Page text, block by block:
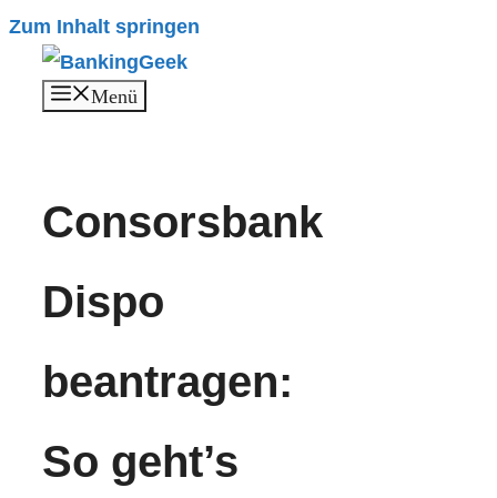
Zum Inhalt springen
Menü
Consorsbank
Dispo
beantragen:
So geht’s